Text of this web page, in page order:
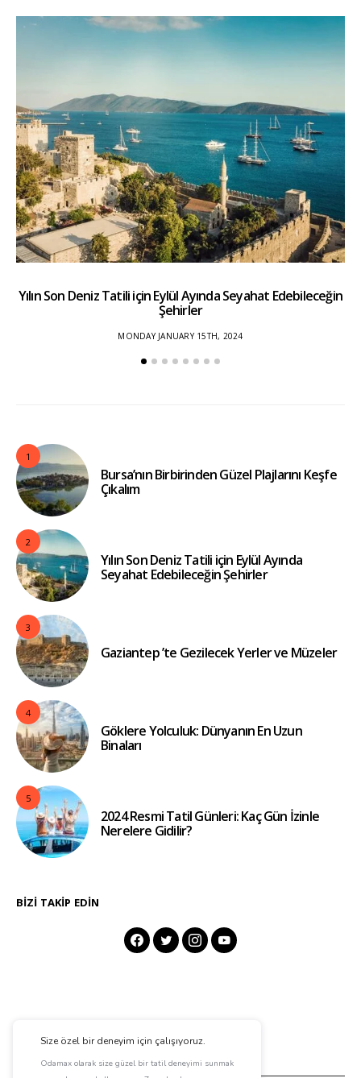
Yılın Son Deniz Tatili için Eylül Ayında Seyahat Edebileceğin
Şehirler
MONDAY JANUARY 15TH, 2024
1
Bursa’nın Birbirinden Güzel Plajlarını Keşfe
Çıkalım
2
Yılın Son Deniz Tatili için Eylül Ayında
Seyahat Edebileceğin Şehirler
3
Gaziantep ’te Gezilecek Yerler ve Müzeler
4
Göklere Yolculuk: Dünyanın En Uzun
Binaları
5
2024 Resmi Tatil Günleri: Kaç Gün İzinle
Nerelere Gidilir?
BIZI TAKIP EDIN